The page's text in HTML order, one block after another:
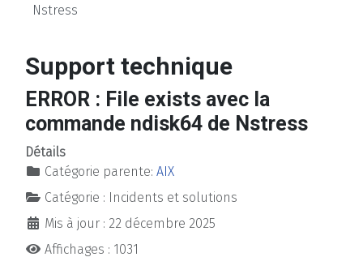
Nstress
Support technique
ERROR : File exists avec la
commande ndisk64 de Nstress
Détails
Catégorie parente: AIX
Catégorie :
Incidents et solutions
Mis à jour : 22 décembre 2025
Affichages : 1031